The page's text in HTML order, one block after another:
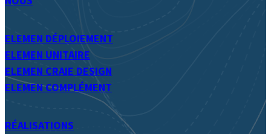
ELEMEN DÉPLOIEMENT
ELEMEN UNITAIRE
ELEMEN CRAIE DESIGN
ELEMEN COMPLÉMENT
RÉALISATIONS